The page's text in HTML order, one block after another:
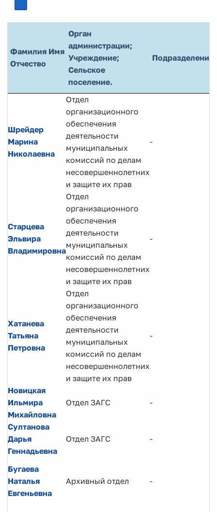
Фамилия Имя
Отчество
Орган
администрации;
Учреждение;
Сельское
поселение.
Подразделение
Шрейдер
Марина
Николаевна
Отдел
организационного
обеспечения
деятельности
муниципальных
комиссий по делам
несовершеннолетних
и защите их прав
-
Старцева
Эльвира
Владимировна
Отдел
организационного
обеспечения
деятельности
муниципальных
комиссий по делам
несовершеннолетних
и защите их прав
-
Хатанева
Татьяна
Петровна
Отдел
организационного
обеспечения
деятельности
муниципальных
комиссий по делам
несовершеннолетних
и защите их прав
-
Новицкая
Ильмира
Михайловна
Отдел ЗАГС -
Султанова
Дарья
Геннадьевна
Отдел ЗАГС -
Бугаева
Наталья
Евгеньевна
Архивный отдел -